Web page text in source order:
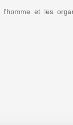
et les